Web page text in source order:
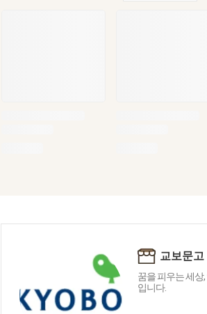
교보문고
꿈을 피우는 세상
입니다.